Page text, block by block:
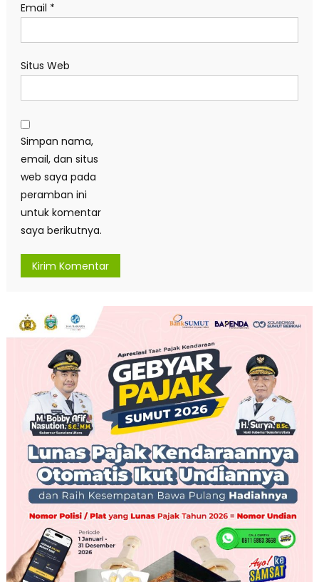
Email *
Situs Web
Simpan nama,
email, dan situs
web saya pada
peramban ini
untuk komentar
saya berikutnya.